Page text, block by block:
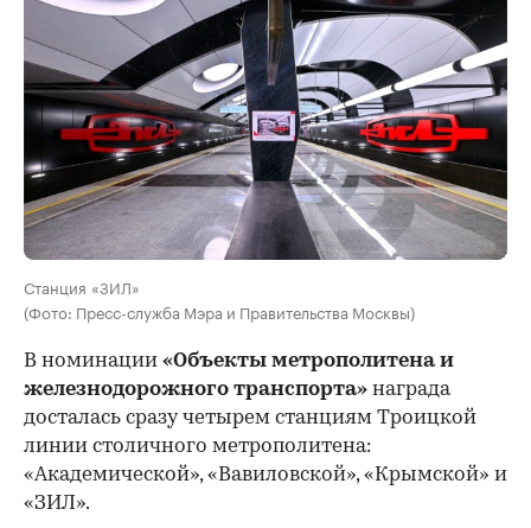
Станция «ЗИЛ»
(Фото: Пресс-служба Мэра и Правительства Москвы)
В номинации «Объекты метрополитена и
железнодорожного транспорта» награда
досталась сразу четырем станциям Троицкой
линии столичного метрополитена:
«Академической», «Вавиловской», «Крымской» и
«ЗИЛ».